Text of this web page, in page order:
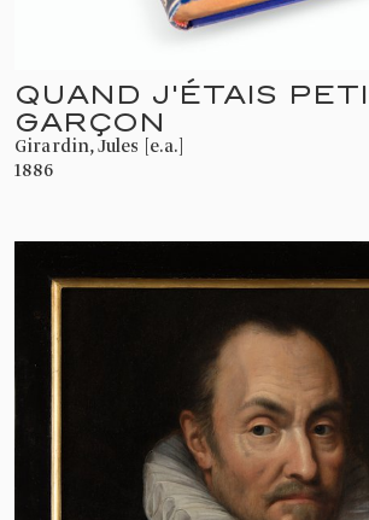
QUAND J'ÉTAIS
GARÇON
Girardin, Jules [e.a.]
1886